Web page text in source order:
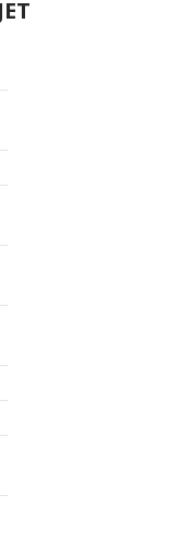
ça vous
est un
"copyright" si
long, j'ai
vous
vois bien
joli mais
deux